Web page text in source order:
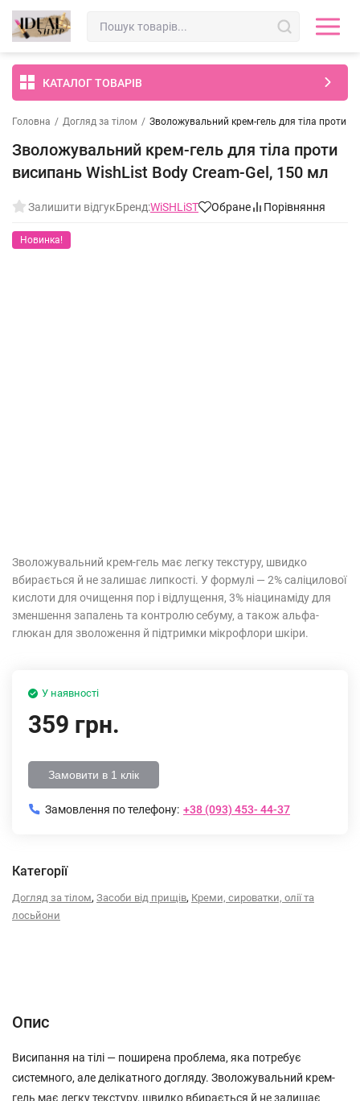
КАТАЛОГ ТОВАРІВ
Головна / Догляд за тілом / Зволожувальний крем-гель для тіла проти
Зволожувальний крем-гель для тіла проти
висипань WishList Body Cream-Gel, 150 мл
Залишити відгукБренд:WiSHLiST Обране Порівняння
Новинка!
Зволожувальний крем-гель має легку текстуру, швидко
вбирається й не залишає липкості. У формулі — 2% саліцилової
кислоти для очищення пор і відлущення, 3% ніацинаміду для
зменшення запалень та контролю себуму, а також альфа-
глюкан для зволоження й підтримки мікрофлори шкіри.
У наявності
359 грн.
Замовити в 1 клік
Замовлення по телефону: +38 (093) 453- 44-37
Категорії
Догляд за тілом, Засоби від прищів, Креми, сироватки, олії та
лосьйони
Опис
Висипання на тілі — поширена проблема, яка потребує
системного, але делікатного догляду. Зволожувальний крем-
гель має легку текстуру, швидко вбирається й не залишає